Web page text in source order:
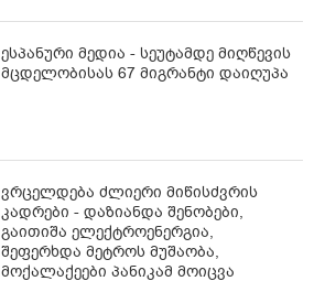
ესპანური მედია - სეუტამდე მიღწევის
მცდელობისას 67 მიგრანტი დაიღუპა
ვრცელდება ძლიერი მიწისძვრის
კადრები - დაზიანდა შენობები,
გაითიშა ელექტროენერგია,
შეფერხდა მეტროს მუშაობა,
მოქალაქეები პანიკამ მოიცვა